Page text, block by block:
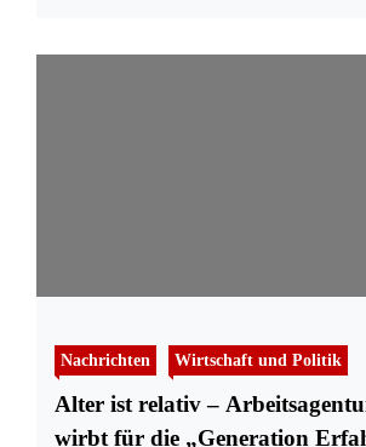
Nachrichten Wirtschaft und Politik
Alter ist relativ – Arbeitsagentur Lübeck
wirbt für die „Generation